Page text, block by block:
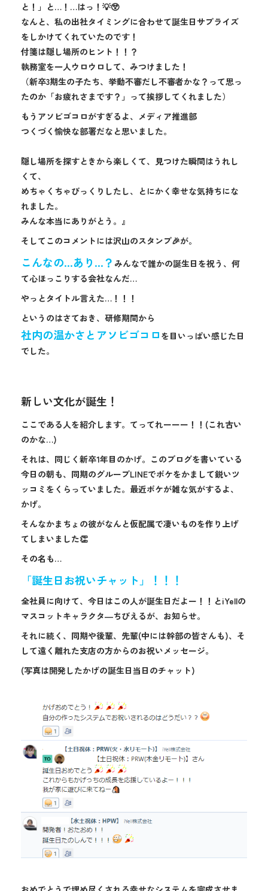
と！」と…！…はっ！💡😲
なんと、私の出社タイミングに合わせて誕生日サプライズ
をしかけてくれていたのです！
付箋は隠し場所のヒント！！？
執務室を一人ウロウロして、みつけました！
（新卒3期生の子たち、挙動不審だし不審者かな？って思っ
たのか「お疲れさまです？」って挨拶してくれました）
もうアソビゴコロがすぎるよ、メディア推進部
つくづく愉快な部署だなと思いました。
隠し場所を探すときから楽しくて、見つけた瞬間はうれし
くて、
めちゃくちゃびっくりしたし、とにかく幸せな気持ちにな
れました。
みんな本当にありがとう。』
そしてこのコメントには沢山のスタンプ🎉が。
こんなの…あり…？ みんなで誰かの誕生日を祝う、何
て心ほっこりする会社なんだ…
やっとタイトル言えた…！！！
というのはさておき、研修期間から
社内の温かさとアソビゴコロ を目いっぱい感じた日
でした。
新しい文化が誕生！
ここである人を紹介します。てってれーーー！！(これ古い
のかな…)
それは、同じく新卒1年目のかげ。このブログを書いている
今日の朝も、同期のグループLINEでボケをかまして鋭いツ
ッコミをくらっていました。最近ボケが雑な気がするよ、
かげ。
そんなかまちょの彼がなんと仮配属で凄いものを作り上げ
てしまいました👏
その名も…
「誕生日お祝いチャット」！！！
全社員に向けて、今日はこの人が誕生日だよー！！とiYellの
マスコットキャラクタ―ちびえるが、お知らせ。
それに続く、同期や後輩、先輩(中には幹部の皆さんも)、そ
して遠く離れた支店の方からのお祝いメッセージ。
(写真は開発したかげの誕生日当日のチャット)